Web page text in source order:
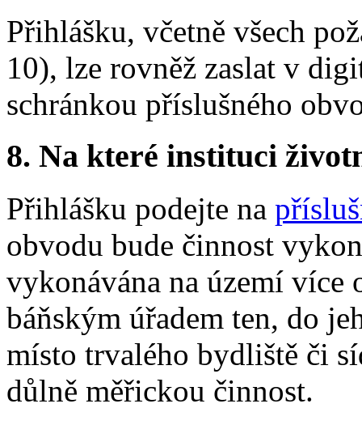
Přihlášku, včetně všech
10), lze rovněž zaslat v
schránkou příslušného
8. Na které instituci
Přihlášku podejte na
obvodu bude činnost
vykonávána na území
báňským úřadem ten, do
místo trvalého bydliště či
důlně měřickou činnost.